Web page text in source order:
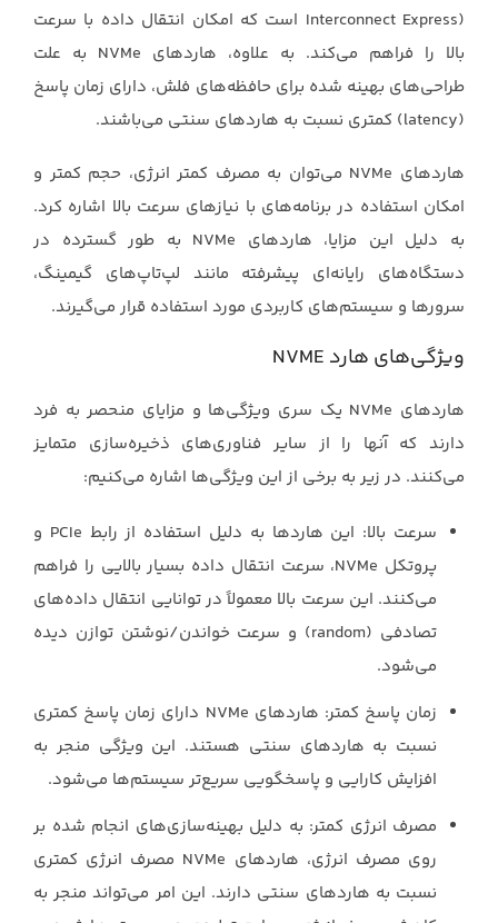
Interconnect Express)‎‏ ‏است که امکان انتقال داده با سرعت
بالا را فراهم می‌کند. به علاوه، هاردهای ‏NVMe‏ به علت
طراحی‌های ‏بهینه شده برای حافظه‌های فلش، دارای زمان پاسخ
(‏latency‏) کمتری نسبت به هاردهای سنتی ‏می‌باشند.‏
هاردهای ‏NVMe‏ می‌توان به مصرف کمتر انرژی، حجم کمتر و
امکان استفاده در برنامه‌های با نیازهای ‏سرعت بالا اشاره کرد.
به دلیل این مزایا، هاردهای ‏NVMe‏ به طور گسترده در
دستگاه‌های رایانه‌ای ‏پیشرفته مانند لپ‌تاپ‌های گیمینگ،
سرورها و سیستم‌های کاربردی مورد استفاده قرار می‌گیرند.‏
ویژگی‌های ‏هارد ‏NVME‏
هاردهای ‏NVMe‏ یک سری ویژگی‌ها و مزایای منحصر به فرد
دارند که آنها را از سایر فناوری‌های ‏ذخیره‌سازی متمایز
می‌کنند. در زیر به برخی از این ویژگی‌ها اشاره می‌کنیم:‏
سرعت بالا: این هاردها به دلیل استفاده از رابط ‏PCIe‏ و
پروتکل ‏NVMe، سرعت انتقال داده ‏بسیار بالایی را فراهم
می‌کنند. این سرعت بالا معمولاً در توانایی انتقال داده‌های
تصادفی ‏‏(‏random‏) و سرعت خواندن/نوشتن توازن دیده
می‌شود.‏
زمان پاسخ کمتر: هاردهای ‏NVMe‏ دارای زمان پاسخ کمتری
نسبت به هاردهای سنتی هستند. ‏این ویژگی منجر به
افزایش کارایی و پاسخگویی سریع‌تر سیستم‌ها می‌شود.‏
مصرف انرژی کمتر: به دلیل بهینه‌سازی‌های انجام شده بر
روی مصرف انرژی، هاردهای ‏NVMe‏ ‏مصرف انرژی کمتری
نسبت به هاردهای سنتی دارند. این امر می‌تواند منجر به